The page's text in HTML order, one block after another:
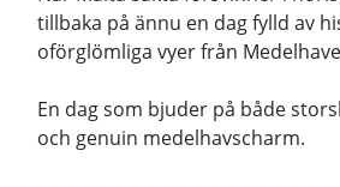
tillbaka på ännu en dag fylld av
oförglömliga vyer från
En dag som bjuder på både
och genuin medelhavscharm.